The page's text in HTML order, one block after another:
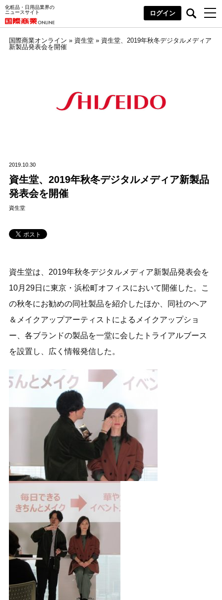
化粧品・日用品業界の
ニュースサイト
ログイン
国際商業オンライン » 資生堂» 資生堂、2019年秋冬デジタルメディア
新製品発表会を開催
2019.10.30
資生堂、2019年秋冬デジタルメディア新製品
発表会を開催
資生堂
資生堂は、2019年秋冬デジタルメディア新製品発表会を
10月29日に東京・浜松町オフィスにおいて開催した。こ
の秋冬にお勧めの同社製品を紹介したほか、同社のヘア
＆メイクアップアーティストによるメイクアップショ
ー、各ブランドの製品を一堂に会したトライアルブース
を設置し、広く情報発信した。